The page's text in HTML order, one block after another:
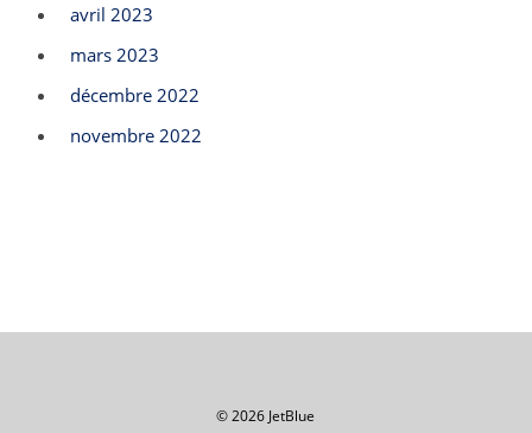
avril 2023
mars 2023
décembre 2022
novembre 2022
© 2026 JetBlue